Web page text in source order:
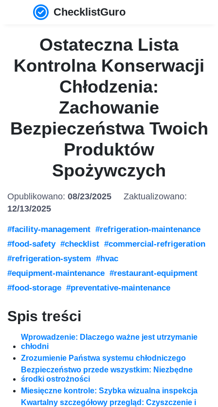
ChecklistGuro
Ostateczna Lista
Kontrolna Konserwacji
Chłodzenia:
Zachowanie
Bezpieczeństwa Twoich
Produktów
Spożywczych
Opublikowano: 08/23/2025
Zaktualizowano:
12/13/2025
#facility-management #refrigeration-maintenance
#food-safety #checklist #commercial-refrigeration
#refrigeration-system #hvac
#equipment-maintenance #restaurant-equipment
#food-storage #preventative-maintenance
Spis treści
Wprowadzenie: Dlaczego ważne jest utrzymanie
chłodni
Zrozumienie Państwa systemu chłodniczego
Bezpieczeństwo przede wszystkim: Niezbędne
środki ostrożności
Miesięczne kontrole: Szybka wizualna inspekcja
Kwartalny szczegółowy przegląd: Czyszczenie i